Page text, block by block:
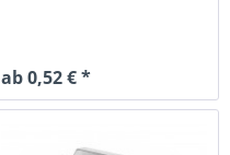
ab 0,52 € *